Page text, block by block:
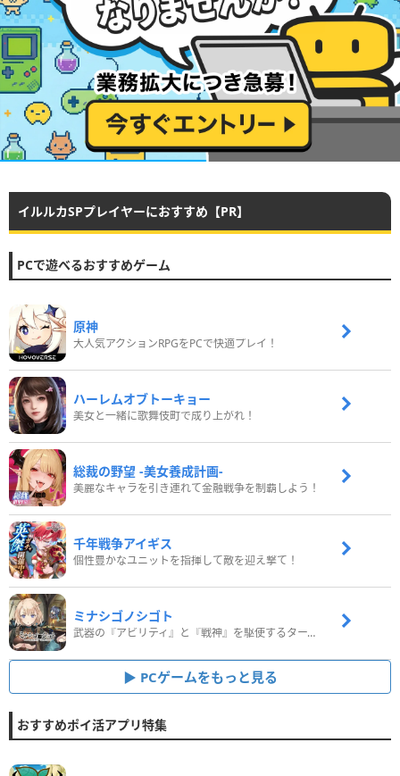
イルルカSPプレイヤーにおすすめ【PR】
PCで遊べるおすすめゲーム
原神
大人気アクションRPGをPCで快適プレイ！
ハーレムオブトーキョー
美女と一緒に歌舞伎町で成り上がれ！
総裁の野望 -美女養成計画-
美麗なキャラを引き連れて金融戦争を制覇しよう！
千年戦争アイギス
個性豊かなユニットを指揮して敵を迎え撃て！
ミナシゴノシゴト
武器の『アビリティ』と『戦神』を駆使するターン制コマンドバトルRPG！
PCゲームをもっと見る
おすすめポイ活アプリ特集